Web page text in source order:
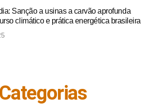
Sanção a usinas a carvão aprofunda
climático e prática energética brasileira
Categorias